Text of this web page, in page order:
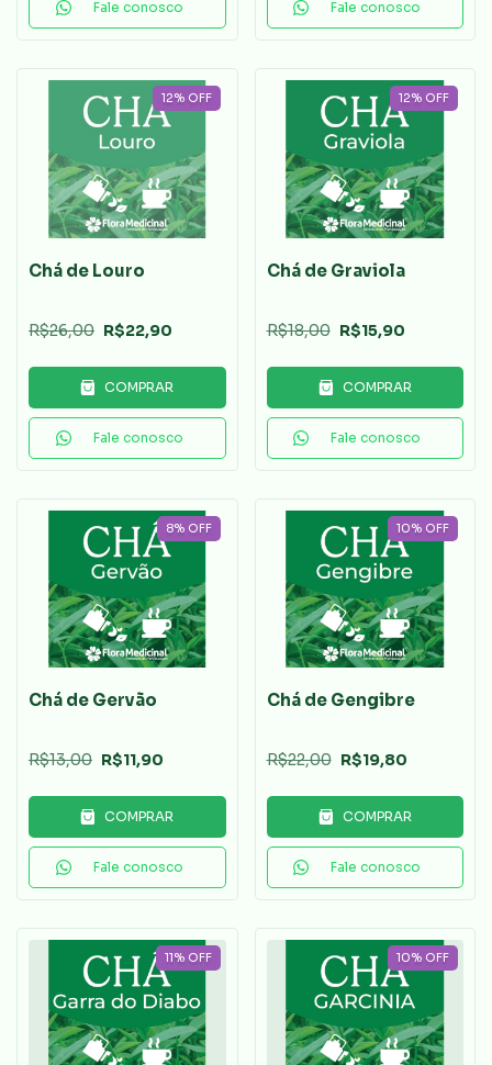
Fale conosco Fale conosco
12% OFF
Chá de Louro
R$26,00 R$22,90
COMPRAR
Fale conosco
12% OFF
Chá de Graviola
R$18,00 R$15,90
COMPRAR
Fale conosco
8% OFF
Chá de Gervão
R$13,00 R$11,90
COMPRAR
Fale conosco
10% OFF
Chá de Gengibre
R$22,00 R$19,80
COMPRAR
Fale conosco
11% OFF 10% OFF